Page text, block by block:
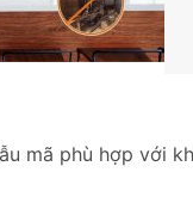
mã phù hợp với